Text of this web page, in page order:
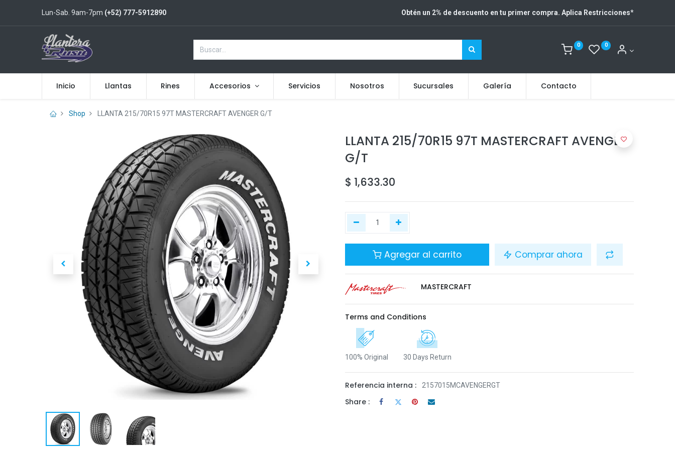
Lun-Sab. 9am-7pm (+52) 777-5912890 Obtén un 2% de descuento en tu primer compra. Aplica Restricciones*
0 0
Inicio Llantas Rines Accesorios Servicios Nosotros Sucursales Galería Contacto
Shop LLANTA 215/70R15 97T MASTERCRAFT AVENGER G/T
LLANTA 215/70R15 97T MASTERCRAFT AVENGER
G/T
$ 1,633.30
Agregar al carrito Comprar ahora
MASTERCRAFT
Terms and Conditions
100% Original 30 Days Return
Referencia interna : 2157015MCAVENGERGT
Share :